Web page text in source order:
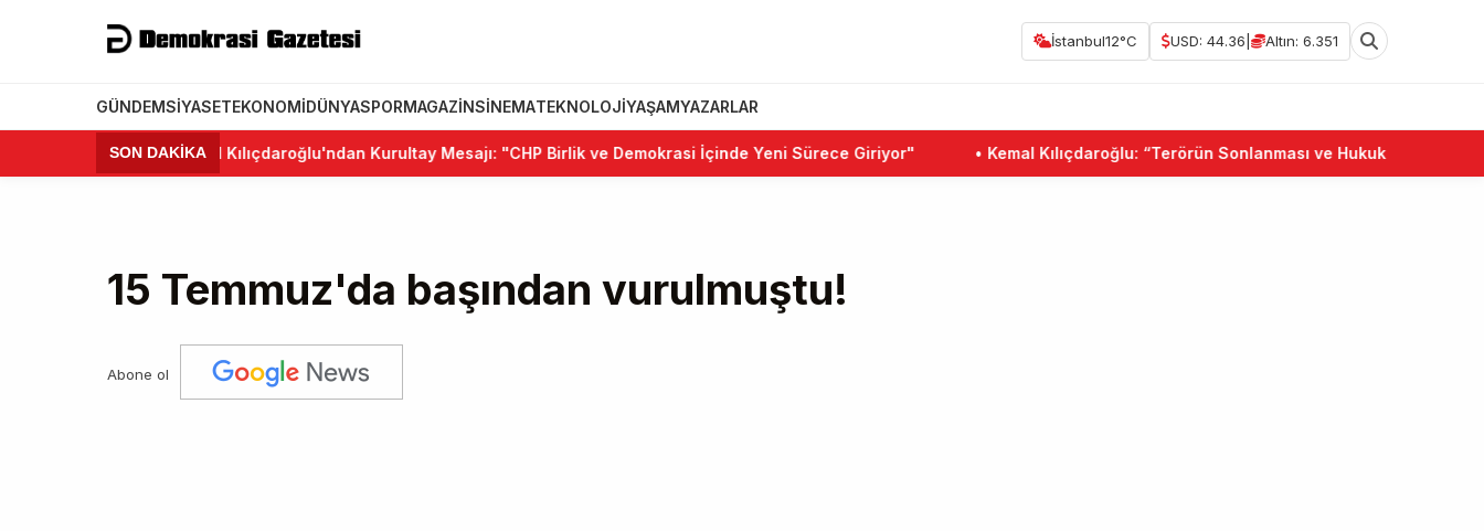
İstanbul12°C USD: 44.36 Altın: 6.351
GÜNDEMSIYASETEKONOMIDÜNYASPORMAGAZINSINEMATEKNOLOJIYAŞAMYAZARLAR
SON DAKİKA
•Kemal Kılıçdaroğlu'ndan Kurultay Mesajı: "CHP Birlik ve Demokrasi İçinde Yeni Sürece Giriyor" Kemal Kılıçdaroğlu: “Terörün Sonlanması ve Hukuk Devleti Birlikte
15 Temmuz'da başından vurulmuştu!
Abone ol